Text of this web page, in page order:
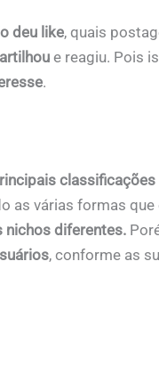
deu like, quais
e reagiu. Pois
.
classificações
as várias formas que
nichos diferentes.
, conforme as